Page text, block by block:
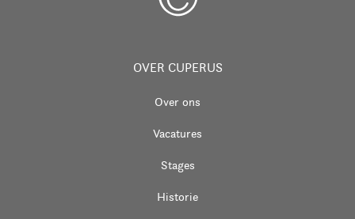
OVER CUPERUS
Over ons
Vacatures
Stages
Historie